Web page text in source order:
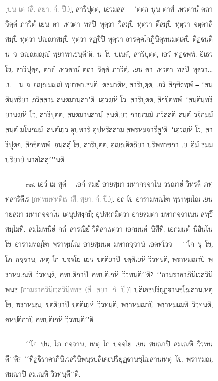
[ปน เต (สี. สฺยา. กํ. ปี.)], สาริปุตฺต, เอวมสฺส – ‘ตตฺถ นูน ตาสํ เทวตานํ ตถา
จิตฺตํ ภาวิตํ เยน ตา เทวตา ทสปิ หุตฺวา วีสมฺปิ หุตฺวา ตึสมฺปิ หุตฺวา จตฺตาลี
สมฺปิ หุตฺวา ปฺาสมฺปิ หุตฺวา สฏฺิปิ หุตฺวา อารคฺคโกฏินิตุทนมตฺเตปิ ติฏฺนฺติ
น จ อฺมฺํ พฺยาพาเธนฺตี’ติ. น โข ปเนตํ, สาริปุตฺต, เอวํ ทฏฺพฺพํ. อิเธว
โข, สาริปุตฺต, ตาสํ เทวตานํ ตถา จิตฺตํ ภาวิตํ, เยน ตา เทวตา ทสปิ หุตฺวา…
เป… น จ อฺมฺํ พฺยาพาเธนฺติ. ตสฺมาติห, สาริปุตฺต, เอวํ สิกฺขิตพฺพํ – ‘สนฺ
ตินฺทฺริยา ภวิสฺสาม สนฺตมานสา’ติ. เอวฺหิ โว, สาริปุตฺต, สิกฺขิตพฺพํ. ‘สนฺตินฺทฺริ
ยานฺหิ โว, สาริปุตฺต, สนฺตมานสานํ สนฺตํเยว กายกมฺมํ ภวิสฺสติ สนฺตํ วจีกมฺมํ
สนฺตํ มโนกมฺมํ. สนฺตํเยว อุปหารํ อุปหริสฺสาม สพฺรหฺมจารีสู’ติ. ‘เอวฺหิ โว, สา
ริปุตฺต, สิกฺขิตพฺพํ. อนสฺสุํ โข, สาริปุตฺต, อฺติตฺถิยา ปริพฺพาชกา เย อิมํ ธมฺม
ปริยายํ นาสฺโสสุ’’’นฺติ.
๓๘. เอวํ เม สุตํ – เอกํ สมยํ อายสฺมา มหากจฺจาโน วรณายํ วิหรติ ภทฺ
ทสาริตีเร [กทฺทมทหตีเร (สี. สฺยา. กํ. ปี.)]. อถโข อารามทณฺโฑ พฺราหฺมโณ เยน
ายสฺมา มหากจฺจาโน เตนุปสงฺกมิ; อุปสงฺกมิตฺวา อายสฺมตา มหากจฺจาเนน สทฺธึ
สมฺโมทิ. สมฺโมทนียํ กถํ สารณียํ วีติสาเรตฺวา เอกมนฺตํ นิสีทิ. เอกมนฺตํ นิสินฺโน
โข อารามทณฺโฑ พฺราหฺมโณ อายสฺมนฺตํ มหากจฺจานํ เอตทโวจ – ‘‘โก นุ โข,
โภ กจฺจาน, เหตุ โก ปจฺจโย เยน ขตฺติยาปิ ขตฺติเยหิ วิวทนฺติ, พฺราหฺมณาปิ พฺ
ราหฺมเณหิ วิวทนฺติ, คหปติกาปิ คหปติเกหิ วิวทนฺตี’’ติ? ‘‘กามราคาภินิเวสวินิ
พนฺธ [กามราควินิเวสวินิพทฺธ (สี. สฺยา. กํ. ปี.)] ปลิเคธปริยุฏฺานชฺโฌสานเหตุ
โข, พฺราหฺมณ, ขตฺติยาปิ ขตฺติเยหิ วิวทนฺติ, พฺราหฺมณาปิ พฺราหฺมเณหิ วิวทนฺติ,
คหปติกาปิ คหปติเกหิ วิวทนฺตี’’ติ.
‘‘โก ปน, โภ กจฺจาน, เหตุ โก ปจฺจโย เยน สมณาปิ สมเณหิ วิวทนฺ
ตี’’ติ? ‘‘ทิฏฺิราคาภินิเวสวินิพนฺธปลิเคธปริยุฏฺานชฺโฌสานเหตุ โข, พฺราหฺมณ,
สมณาปิ สมเณหิ วิวทนฺตี’’ติ.